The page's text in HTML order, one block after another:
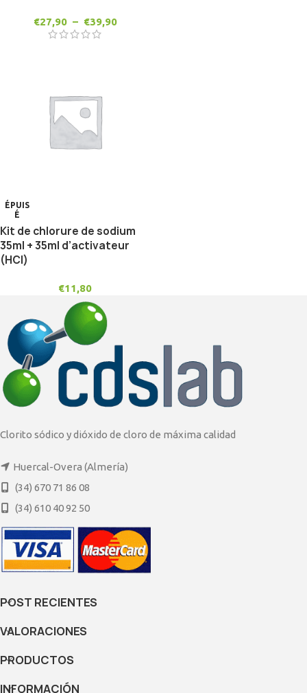
€27,90 – €39,90
ÉPUIS
É
Kit de chlorure de sodium
35ml + 35ml d’activateur
(HCl)
€11,80
Clorito sódico y dióxido de cloro de máxima calidad
Huercal-Overa (Almería)
(34) 670 71 86 08
(34) 610 40 92 50
POST RECIENTES
VALORACIONES
PRODUCTOS
INFORMACIÓN